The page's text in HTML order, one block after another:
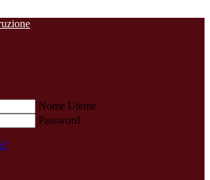
Nome Utente
Password